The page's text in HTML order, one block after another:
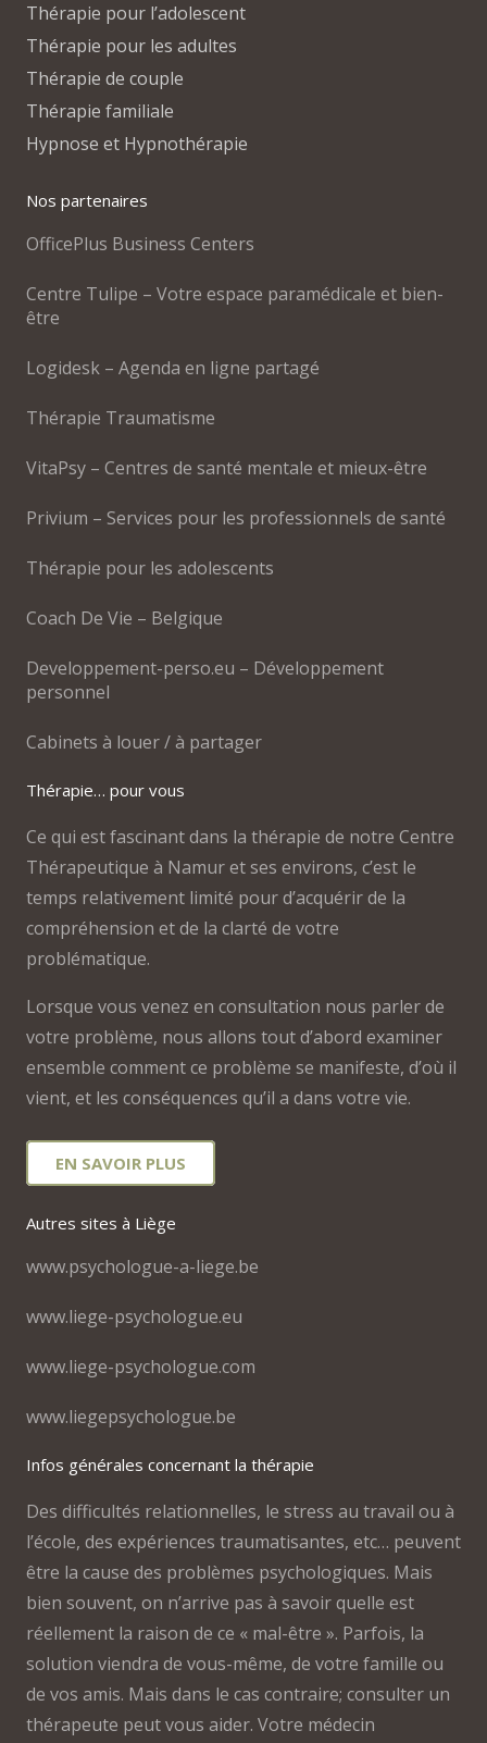
Thérapie pour l’adolescent
Thérapie pour les adultes
Thérapie de couple
Thérapie familiale
Hypnose et Hypnothérapie
Nos partenaires
OfficePlus Business Centers
Centre Tulipe – Votre espace paramédicale et bien-
être
Logidesk – Agenda en ligne partagé
Thérapie Traumatisme
VitaPsy – Centres de santé mentale et mieux-être
Privium – Services pour les professionnels de santé
Thérapie pour les adolescents
Coach De Vie – Belgique
Developpement-perso.eu – Développement
personnel
Cabinets à louer / à partager
Thérapie… pour vous
Ce qui est fascinant dans la thérapie de notre Centre
Thérapeutique à Namur et ses environs, c’est le
temps relativement limité pour d’acquérir de la
compréhension et de la clarté de votre
problématique.
Lorsque vous venez en consultation nous parler de
votre problème, nous allons tout d’abord examiner
ensemble comment ce problème se manifeste, d’où il
vient, et les conséquences qu’il a dans votre vie.
EN SAVOIR PLUS
Autres sites à Liège
www.psychologue-a-liege.be
www.liege-psychologue.eu
www.liege-psychologue.com
www.liegepsychologue.be
Infos générales concernant la thérapie
Des difficultés relationnelles, le stress au travail ou à
l’école, des expériences traumatisantes, etc… peuvent
être la cause des problèmes psychologiques. Mais
bien souvent, on n’arrive pas à savoir quelle est
réellement la raison de ce « mal-être ». Parfois, la
solution viendra de vous-même, de votre famille ou
de vos amis. Mais dans le cas contraire; consulter un
thérapeute peut vous aider. Votre médecin